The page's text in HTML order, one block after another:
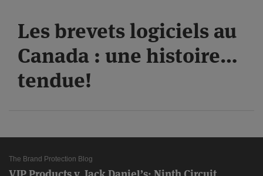
Les brevets logiciels au
Canada : une histoire…
tendue!
The Brand Protection Blog